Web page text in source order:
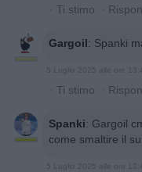
· Ti stimo ·
Gargoil: Spanki
5 Luglio 2025 alle ore
· Ti stimo ·
Spanki: Gargoil
come smaltire il
5 Luglio 2025 alle ore